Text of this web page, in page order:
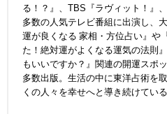
る！？』、TBS『ラヴィット！』
多数の人気テレビ番組に出演し、
運が良くなる 家相・方位占い』や
た！絶対運がよくなる運気の法則
もいいですか？』関連の開運スポ
多数出版。生活の中に東洋占術を
くの人々を幸せへと導き続けている